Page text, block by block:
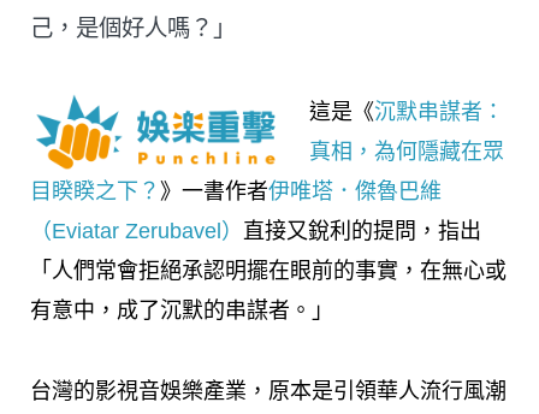
己，是個好人嗎？」
這是《沉默串謀者：
真相，為何隱藏在眾
目睽睽之下？ 》一書作者伊唯塔．傑魯巴維
（Eviatar Zerubavel） 直接又銳利的提問，指出
「人們常會拒絕承認明擺在眼前的事實，在無心或
有意中，成了沉默的串謀者。」
台灣的影視音娛樂產業，原本是引領華人流行風潮